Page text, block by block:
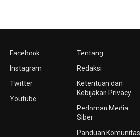
Facebook
Instagram
Twitter
Youtube
Tentang
Redaksi
Ketentuan dan
Kebijakan Privacy
Pedoman Media
Siber
Panduan Komunitas